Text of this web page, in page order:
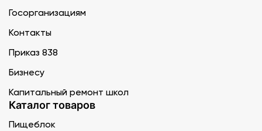
Госорганизациям
Контакты
Приказ 838
Бизнесу
Капитальный ремонт школ
Каталог товаров
Пищеблок